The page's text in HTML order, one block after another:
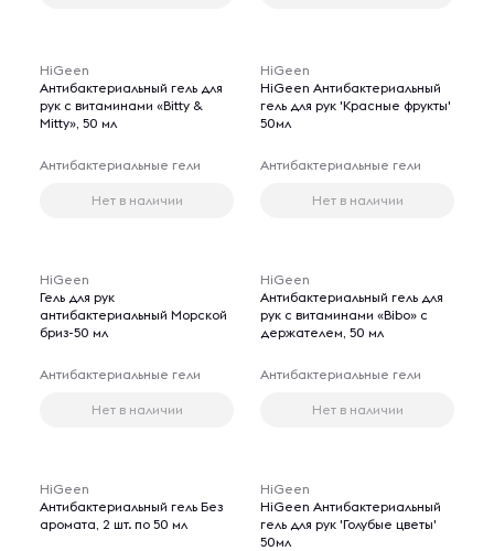
HiGeen
Aнтибактериальный гель для
рук с витаминами «Bitty &
Mitty», 50 мл
Антибактериальные гели
Нет в наличии
HiGeen
HiGeen Антибактериальный
гель для рук 'Красные фрукты'
50мл
Антибактериальные гели
Нет в наличии
HiGeen
Гель для рук
антибактериальный Морской
бриз-50 мл
Антибактериальные гели
Нет в наличии
HiGeen
Aнтибактериальный гель для
рук с витаминами «Bibo» с
держателем, 50 мл
Антибактериальные гели
Нет в наличии
HiGeen
Антибактериальный гель Без
аромата, 2 шт. по 50 мл
HiGeen
HiGeen Антибактериальный
гель для рук 'Голубые цветы'
50мл